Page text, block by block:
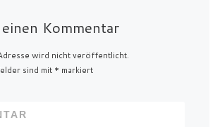
Kommentar
wird nicht veröffentlicht.
sind mit * markiert